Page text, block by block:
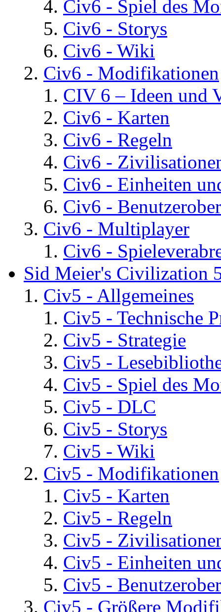
Civ6 - Spiel des
Civ6 - Storys
Civ6 - Wiki
Civ6 - Modifikationen
CIV 6 – Ideen und
Civ6 - Karten
Civ6 - Regeln
Civ6 -
Civ6 - Einheiten
Civ6 -
Civ6 - Multiplayer
Civ6 -
Sid Meier's Civilization
Civ5 - Allgemeines
Civ5 - Technische
Civ5 - Strategie
Civ5 -
Civ5 - Spiel des
Civ5 - DLC
Civ5 - Storys
Civ5 - Wiki
Civ5 - Modifikationen
Civ5 - Karten
Civ5 - Regeln
Civ5 -
Civ5 - Einheiten
Civ5 -
Civ5 - Größere